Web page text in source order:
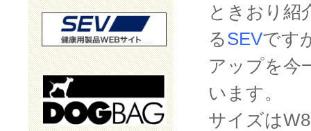
ときおり紹
るSEVです
アップを今
います。
サイズは